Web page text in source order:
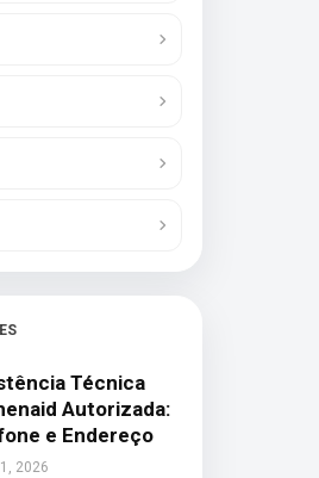
Técnica
Autorizada:
e Endereço
2026